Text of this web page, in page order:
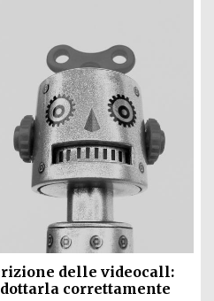
SCIENTIFICO AUTORI
COLLABORA CON NOI
EXTRA
PUBBLICITÀ CONTATTI
MEDIA
delle videocall:
correttamente